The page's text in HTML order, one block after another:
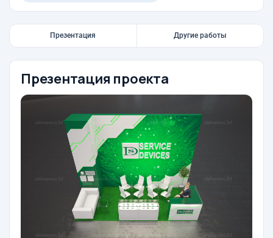
Презентация Другие работы
Презентация проекта